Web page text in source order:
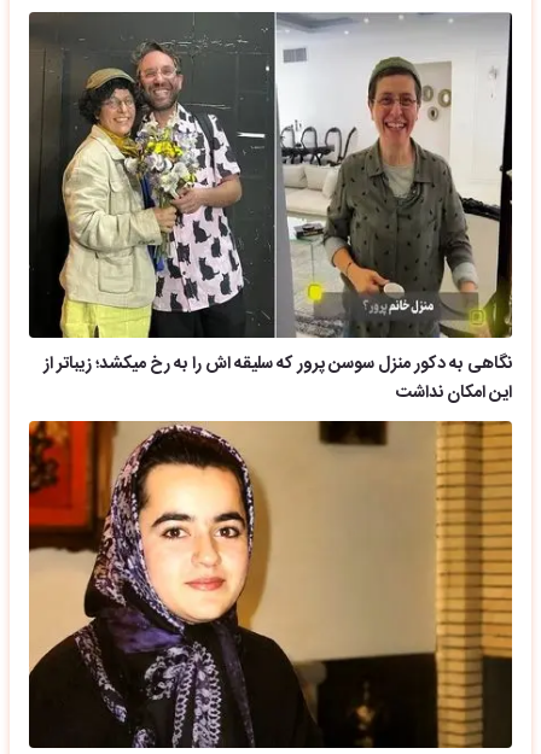
نگاهی به دکور منزل سوسن پرور که سلیقه اش را به رخ میکشد؛ زیباتر از
این امکان نداشت